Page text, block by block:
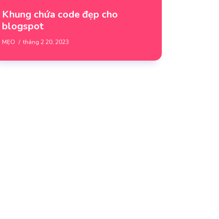
Khung chứa code đẹp cho
blogspot
MẸO tháng 2 20, 2023